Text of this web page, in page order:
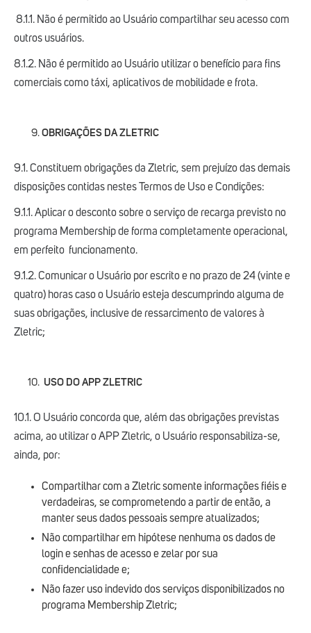
8.1.1. Não é permitido ao Usuário compartilhar seu acesso com
outros usuários.
8.1.2. Não é permitido ao Usuário utilizar o benefício para fins
comerciais como táxi, aplicativos de mobilidade e frota.
​​OBRIGAÇÕES DA ZLETRIC
9.1. Constituem obrigações da Zletric, sem prejuízo das demais
disposições contidas nestes Termos de Uso e Condições:
9.1.1. Aplicar o desconto sobre o serviço de recarga previsto no
programa Membership de forma completamente operacional,
em perfeito funcionamento.
9.1.2. Comunicar o Usuário por escrito e no prazo de 24 (vinte e
quatro) horas caso o Usuário esteja descumprindo alguma de
suas obrigações, inclusive de ressarcimento de valores à
Zletric;
USO DO APP ZLETRIC
10.1. O Usuário concorda que, além das obrigações previstas
acima, ao utilizar o APP Zletric, o Usuário responsabiliza-se,
ainda, por:
Compartilhar com a Zletric somente informações fiéis e
verdadeiras, se comprometendo a partir de então, a
manter seus dados pessoais sempre atualizados;
Não compartilhar em hipótese nenhuma os dados de
login e senhas de acesso e zelar por sua
confidencialidade e;
Não fazer uso indevido dos serviços disponibilizados no
programa Membership Zletric;